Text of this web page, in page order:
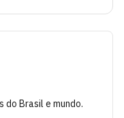
Brasil e mundo.